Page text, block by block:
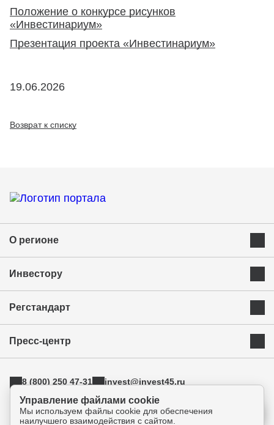
Положение о конкурсе рисунков
«Инвестинариум»
Презентация проекта «Инвестинариум»
19.06.2026
Возврат к списку
О регионе
Экономика и ресурсы
Успешные бренды Курганской области
Инвестиционная команда региона
Инвестору
Приоритетные инвестиционные направления
Истории успеха
Поддержка экспорта
Инновации
Регстандарт
Свод инвестиционных правил
Пресс-центр
Фотогалерея
Медиа
Прямая связь
8 (800) 250 47-31
invest@invest45.ru
г. Курган, ул. Бурова-Петрова 112а, оф.325
Управление файлами cookie
Мы используем файлы cookie для обеспечения
наилучшего взаимодействия с сайтом.